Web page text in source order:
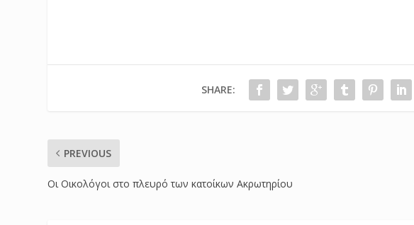
SHARE:
PREVIOUS
Οι Οικολόγοι στο πλευρό των κατοίκων Ακρωτηρίου